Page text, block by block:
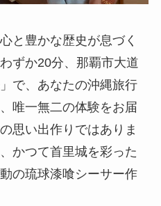
と豊かな歴史が息づく
ずか20分、那覇市大道
で、あなたの沖縄旅行
唯一無二の体験をお届
思い出作りではありま
かつて首里城を彩った
の琉球漆喰シーサー作